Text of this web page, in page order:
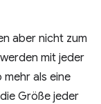
aber nicht zum
mit jeder
mehr als eine
Größe jeder